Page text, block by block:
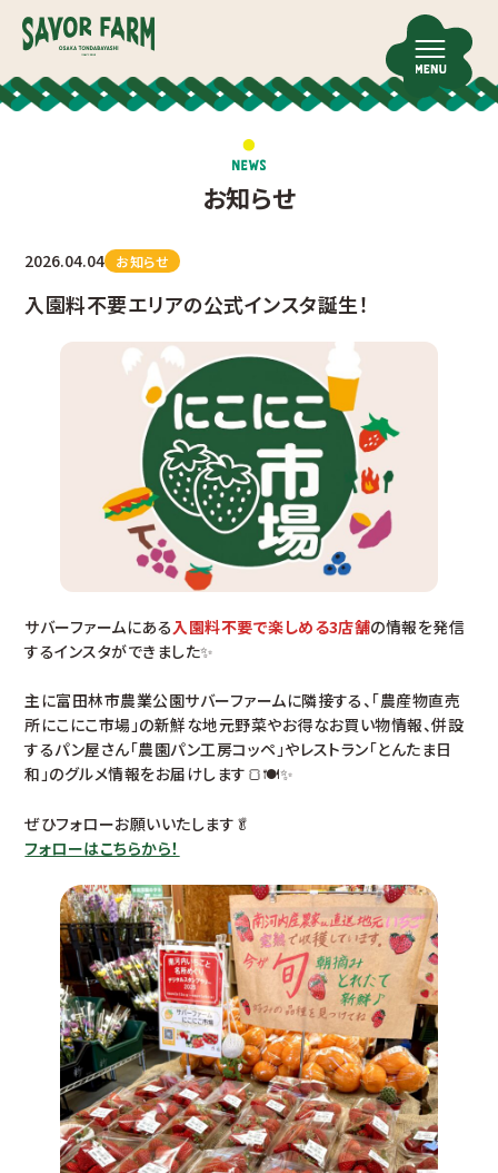
お知らせ
2026.04.04 お知らせ
入園料不要エリアの公式インスタ誕生！
サバーファームにある 入園料不要で楽しめる3店舗の情報を発信
するインスタができました✨
主に富田林市農業公園サバーファームに隣接する、「農産物直売
所にこにこ市場」の新鮮な地元野菜やお得なお買い物情報、併設
するパン屋さん「農園パン工房コッペ」やレストラン「とんたま日
和」のグルメ情報をお届けします🍞🍽️✨
ぜひフォローお願いいたします🥬
フォローはこちらから！